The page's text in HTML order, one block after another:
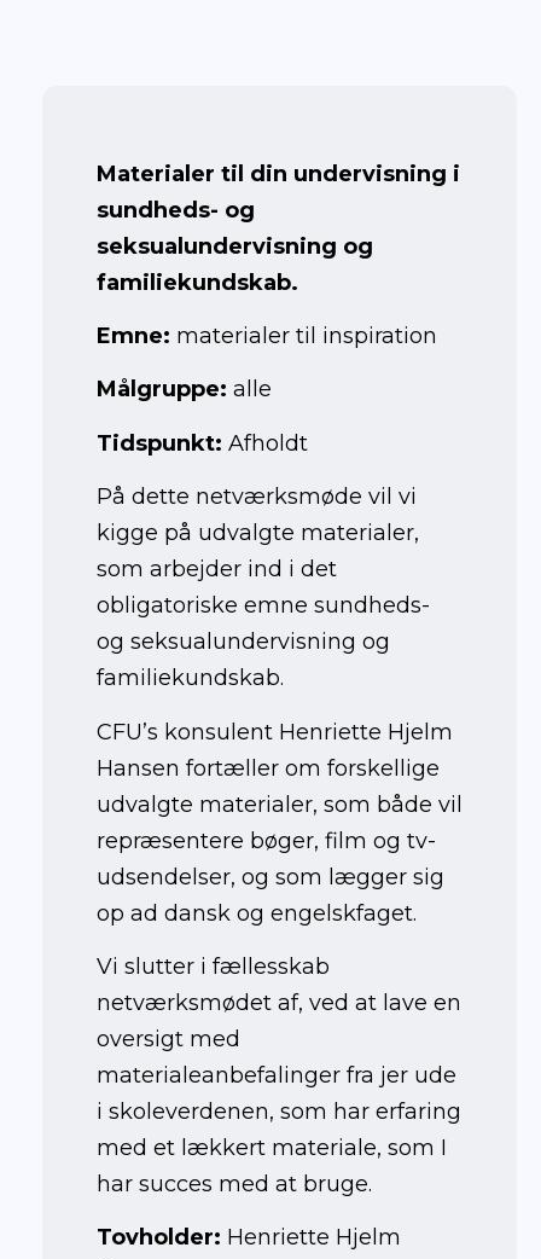
Materialer til din undervisning i
sundheds- og
seksualundervisning og
familiekundskab.
Emne: materialer til inspiration
Målgruppe: alle
Tidspunkt: Afholdt
På dette netværksmøde vil vi
kigge på udvalgte materialer,
som arbejder ind i det
obligatoriske emne sundheds-
og seksualundervisning og
familiekundskab.
CFU’s konsulent Henriette Hjelm
Hansen fortæller om forskellige
udvalgte materialer, som både vil
repræsentere bøger, film og tv-
udsendelser, og som lægger sig
op ad dansk og engelskfaget.
Vi slutter i fællesskab
netværksmødet af, ved at lave en
oversigt med
materialeanbefalinger fra jer ude
i skoleverdenen, som har erfaring
med et lækkert materiale, som I
har succes med at bruge.
Tovholder: Henriette Hjelm